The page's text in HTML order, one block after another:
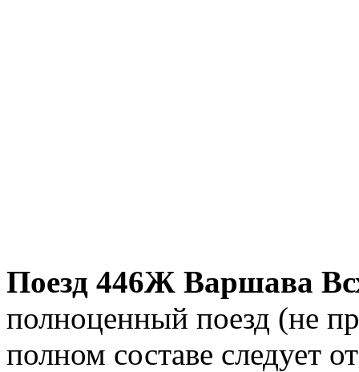
Поезд 446Ж Варшава
полноценный поезд (не
полном составе следует